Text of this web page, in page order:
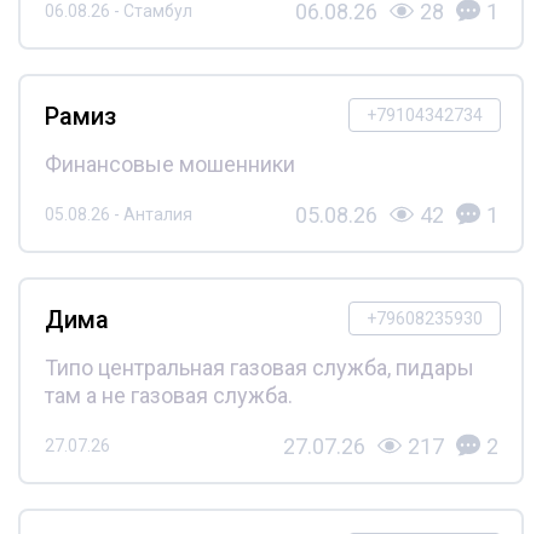
06.08.26 - Стамбул 06.08.26 28 1
+79104342734
Рамиз
Финансовые мошенники
05.08.26 - Анталия 05.08.26 42 1
+79608235930
Дима
Типо центральная газовая служба, пидары
там а не газовая служба.
27.07.26 27.07.26 217 2